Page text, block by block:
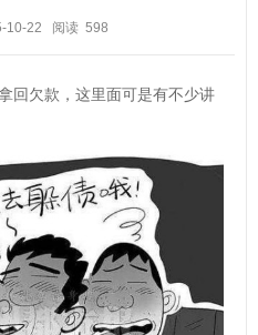
10-22 阅读 598
回欠款，这里面可是有不少讲